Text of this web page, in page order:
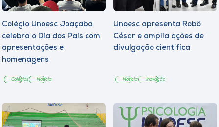
Colégio Unoesc Joaçaba
celebra o Dia dos Pais com
apresentações e
homenagens
Colégios Notícia
Unoesc apresenta Robô
César e amplia ações de
divulgação científica
Notícia Inovação